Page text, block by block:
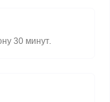
30 минут.